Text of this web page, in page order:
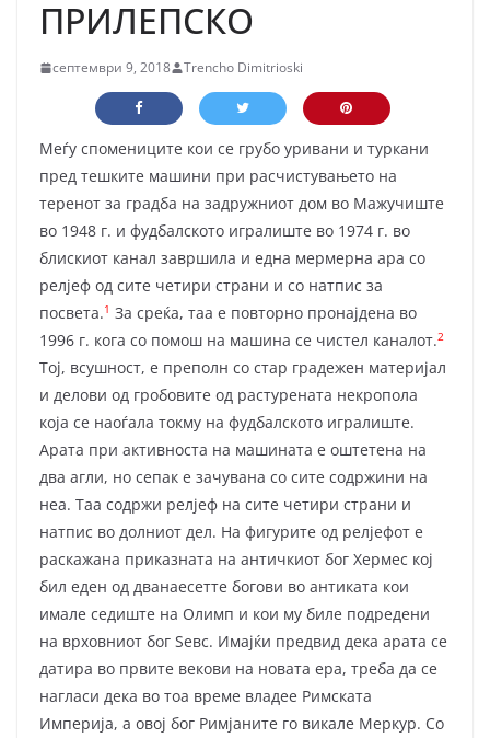
ПРИЛЕПСКО
септември 9, 2018 Trencho Dimitrioski
Меѓу спомениците кои се грубо уривани и туркани
пред тешките машини при расчистувањето на
теренот за градба на задружниот дом во Мажучиште
во 1948 г. и фудбалското игралиште во 1974 г. во
блискиот канал завршила и една мермерна ара со
релјеф од сите четири страни и со натпис за
посвета.1 За среќа, таа е повторно пронајдена во
1996 г. кога со помош на машина се чистел каналот.2
Тој, всушност, е преполн со стар градежен материјал
и делови од гробовите од растурената некропола
која се наоѓала токму на фудбалското игралиште.
Арата при активноста на машината е оштетена на
два агли, но сепак е зачувана со сите содржини на
неа. Таа содржи релјеф на сите четири страни и
натпис во долниот дел. На фигурите од релјефот е
раскажана приказната на античкиот бог Хермес кој
бил еден од дванаесетте богови во антиката кои
имале седиште на Олимп и кои му биле подредени
на врховниот бог Ѕевс. Имајќи предвид дека арата се
датира во првите векови на новата ера, треба да се
нагласи дека во тоа време владее Римската
Империја, а овој бог Римјаните го викале Меркур. Co